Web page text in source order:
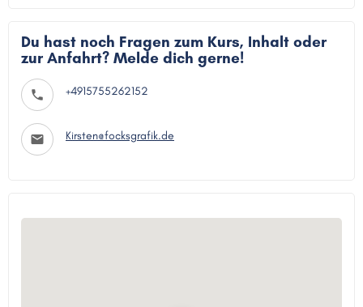
Du hast noch Fragen zum Kurs, Inhalt oder
zur Anfahrt? Melde dich gerne!
+4915755262152
Kirsten@focksgrafik.de